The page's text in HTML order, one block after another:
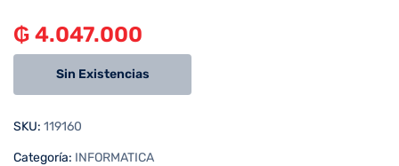
₲ 4.047.000
Sin Existencias
SKU: 119160
Categoría: INFORMATICA